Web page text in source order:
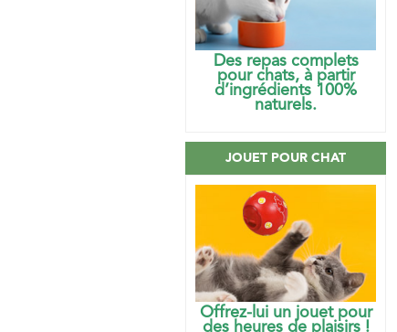
Des repas complets
pour chats, à partir
d’ingrédients 100%
naturels.
JOUET POUR CHAT
Offrez-lui un jouet pour
des heures de plaisirs !